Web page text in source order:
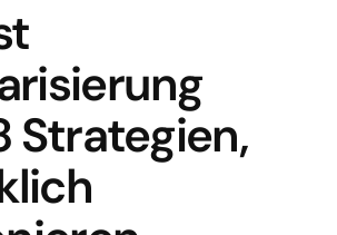
Strategien,